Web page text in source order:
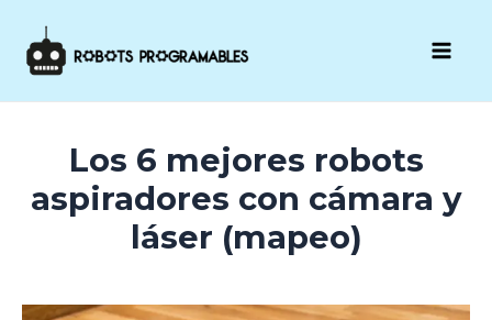
contenido
Los 6 mejores robots
aspiradores con cámara y
láser (mapeo)